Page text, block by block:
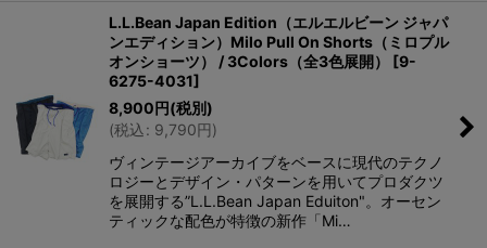
L.L.Bean Japan Edition（エルエルビーン ジャパ
ンエディション）Milo Pull On Shorts（ミロプル
オンショーツ） / 3Colors（全3色展開）
[9-
6275-4031]
8,900 円(税別)
(税込: 9,790 円 )
ヴィンテージアーカイブをベースに現代のテクノ
ロジーとデザイン・パターンを用いてプロダクツ
を展開する”L.L.Bean Japan Eduiton"。オーセン
ティックな配色が特徴の新作「Mi…